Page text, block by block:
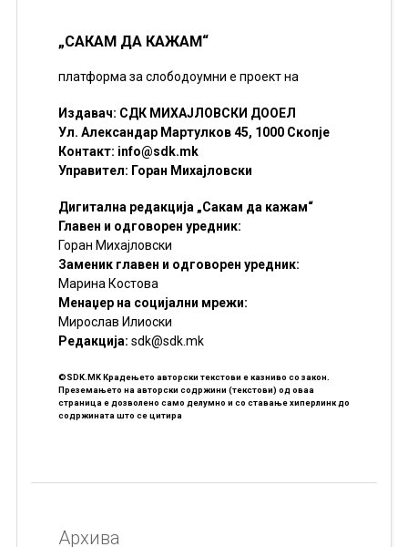
„САКАМ ДА КАЖАМ“
платформа за слободоумни е проект на
Издавач: СДК МИХАЈЛОВСКИ ДООЕЛ
Ул. Александар Мартулков 45, 1000 Скопје
Контакт: info@sdk.mk
Управител: Горан Михајловски
Дигитална редакција „Сакам да кажам“
Главен и одговорен уредник:
Горан Михајловски
Заменик главен и одговорен уредник:
Марина Костова
Менаџер на социјални мрежи:
Мирослав Илиоски
Редакцијa: sdk@sdk.mk
©SDK.MK Крадењето авторски текстови е казниво со закон.
Преземањето на авторски содржини (текстови) од оваа
страница е дозволено само делумно и со ставање хиперлинк до
содржината што се цитира
Архива